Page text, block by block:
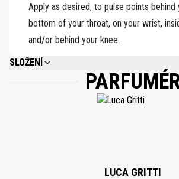
Apply as desired, to pulse points behind
bottom of your throat, on your wrist,
and/or behind your knee.
SLOŽENÍ
ALCOHOL DENAT., PARFUM (FRAGRANCE), BENZYL
CITRONELLOL, GERANIOL, LIMONENE, LINALOOL.
LUCA GRITTI